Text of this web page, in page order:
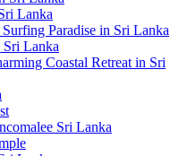
Lanka
Paradise in Sri Lanka
Sri Lanka
Coastal Retreat in Sri
Sri Lanka